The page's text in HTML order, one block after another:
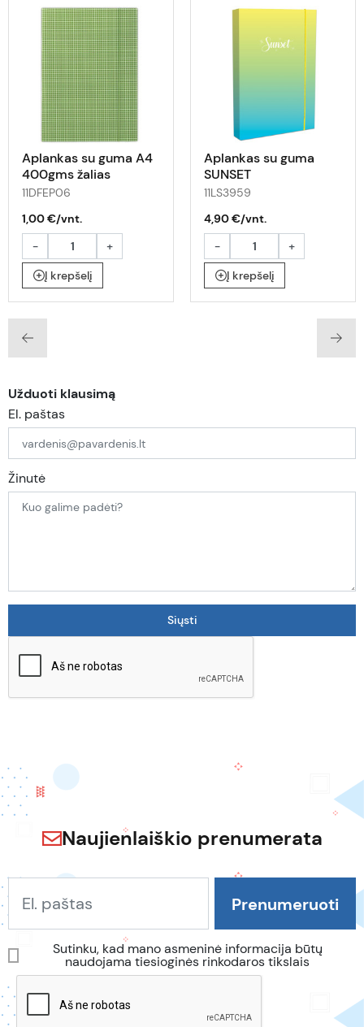
Aplankas su guma A4
400gms žalias
11DFEP06
1,00 €/vnt.
-
+
Į krepšelį
Aplankas su guma
SUNSET
320x220x30mm
11LS3959
4,90 €/vnt.
-
+
Į krepšelį
Užduoti klausimą
El. paštas
Žinutė
Naujienlaiškio prenumerata
Sutinku, kad mano asmeninė informacija būtų
naudojama tiesioginės rinkodaros tikslais